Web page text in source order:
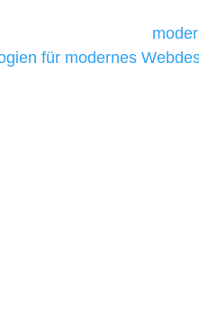
für modernes